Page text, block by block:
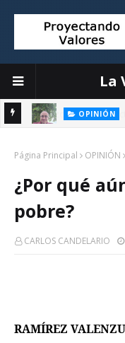
La
OPINIÓN
Página Principal OPINIÓN
¿Por qué
pobre?
CARLOS CANDELARIO
RAMÍREZ